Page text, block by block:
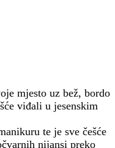
mjesto uz bež, bordo
viđali u jesenskim
te je sve češće
nijansi preko